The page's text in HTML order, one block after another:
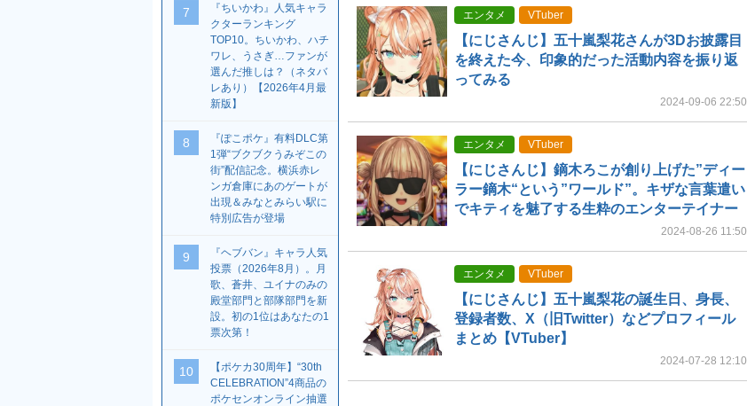
エンタメ VTuber
【にじさんじ】五十嵐梨花さんが3Dお披露目
を終えた今、印象的だった活動内容を振り返
ってみる
2024-09-06 22:50
エンタメ VTuber
【にじさんじ】鏑木ろこが創り上げた”ディー
ラー鏑木“という”ワールド”。キザな言葉遣い
でキティを魅了する生粋のエンターテイナー
2024-08-26 11:50
エンタメ VTuber
【にじさんじ】五十嵐梨花の誕生日、身長、
登録者数、X（旧Twitter）などプロフィール
まとめ【VTuber】
2024-07-28 12:10
7
『ちいかわ』人気キャラ
クターランキング
TOP10。ちいかわ、ハチ
ワレ、うさぎ…ファンが
選んだ推しは？（ネタバ
レあり）【2026年4月最
新版】
8
『ぽこポケ』有料DLC第
1弾“ブクブクうみぞこの
街”配信記念。横浜赤レ
ンガ倉庫にあのゲートが
出現＆みなとみらい駅に
特別広告が登場
9
『ヘブバン』キャラ人気
投票（2026年8月）。月
歌、蒼井、ユイナのみの
殿堂部門と部隊部門を新
設。初の1位はあなたの1
票次第！
10
【ポケカ30周年】“30th
CELEBRATION”4商品の
ポケセンオンライン抽選